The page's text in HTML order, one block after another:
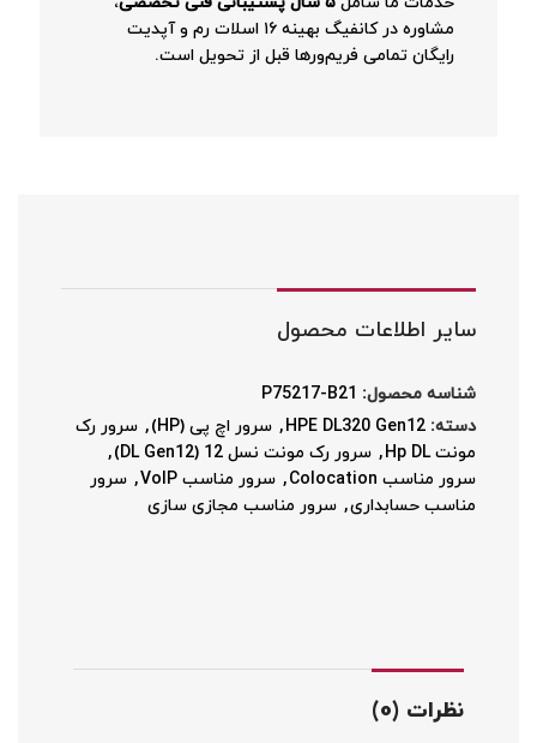
مشاوره در کانفیگ بهینه ۱۶ اسلات رم و آپدیت
رایگان تمامی فریم‌ورها قبل از تحویل است.
سایر اطلاعات محصول
شناسه محصول: P75217-B21
دسته: HPE DL320 Gen12
, سرور اچ پی (HP) , سرور رک
مونت Hp DL
, سرور رک مونت نسل 12 (DL Gen12)
,
سرور مناسب Colocation
, سرور مناسب VoIP , سرور
مناسب حسابداری, سرور مناسب مجازی سازی
نظرات (0)